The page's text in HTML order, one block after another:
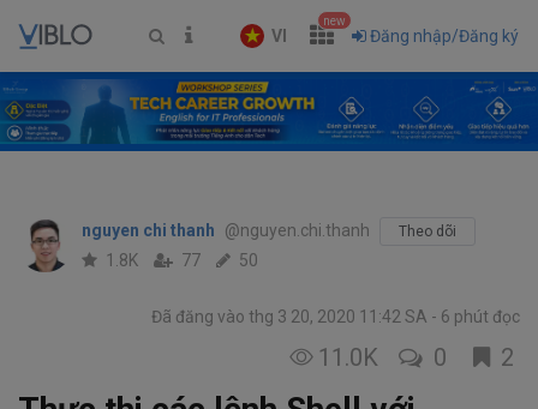
VI
new
Đăng nhập/Đăng ký
nguyen chi thanh @nguyen.chi.thanh Theo dõi
1.8K 77 50
Đã đăng vào thg 3 20, 2020 11:42 SA 6 phút đọc
11.0K 0 2